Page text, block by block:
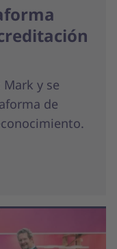
y se
de